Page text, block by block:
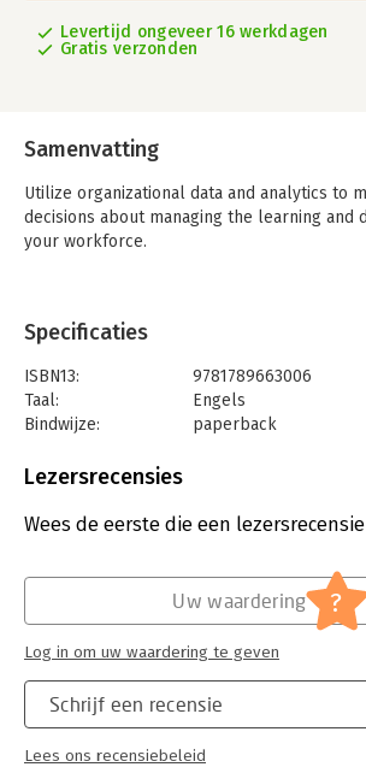
Levertijd ongeveer 16 werkdagen
Gratis verzonden
Samenvatting
Utilize organizational data and analytics to
decisions about managing the learning and
your workforce.
Specificaties
ISBN13:
9781789663006
Taal:
Engels
Bindwijze:
paperback
Uitgever:
Lezersrecensies
Wees de eerste die een
Schrijf een recensie
Lees ons recensiebeleid
Uw waardering ?
Log in om uw waardering te geven